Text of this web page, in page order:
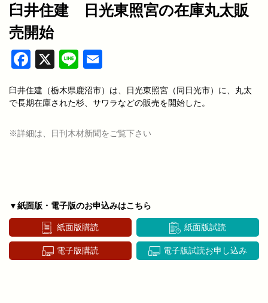
臼井住建 日光東照宮の在庫丸太販
売開始
Facebook
X Line
臼井住建（栃木県鹿沼市）は、日光東照宮（同日光市）に、丸太
で長期在庫された杉、サワラなどの販売を開始した。
※詳細は、日刊木材新聞をご覧下さい
▼紙面版・電子版のお申込みはこちら
紙面版購読 紙面版試読
電子版購読 電子版試読お申し込み